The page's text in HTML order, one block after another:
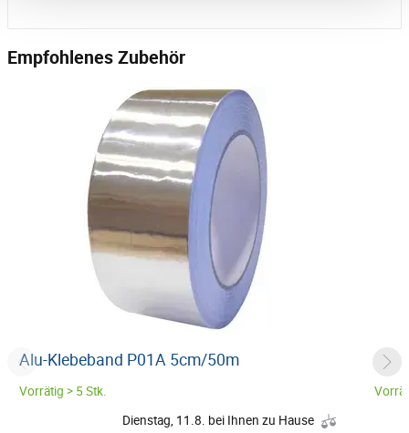
Empfohlenes Zubehör
Alu-Klebeband P01A 5cm/50m
Vorrätig > 5 Stk.
Dienstag, 11.8. bei Ihnen zu Hause